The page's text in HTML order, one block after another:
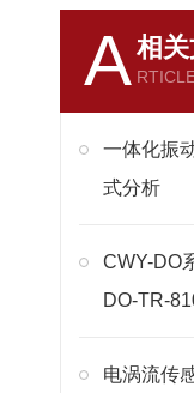
A相
一体化振
式分析
CWY-DO
DO-TR-
电涡流传